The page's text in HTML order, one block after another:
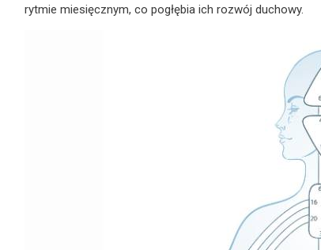
rytmie miesięcznym, co pogłębia ich rozwój duchowy.